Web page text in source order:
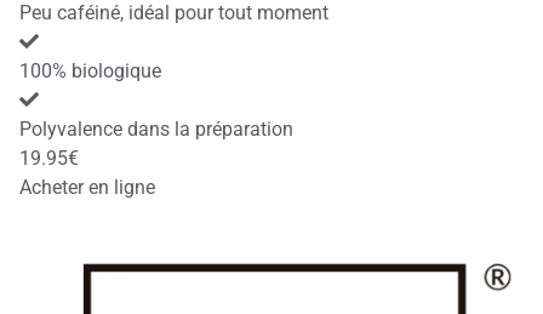
Peu caféiné, idéal pour tout moment
100% biologique
Polyvalence dans la préparation
19.95€
Acheter en ligne